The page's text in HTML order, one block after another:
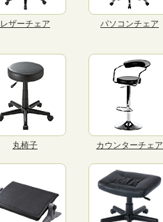
レザーチェア パソコンチェア
丸椅子 カウンターチェア